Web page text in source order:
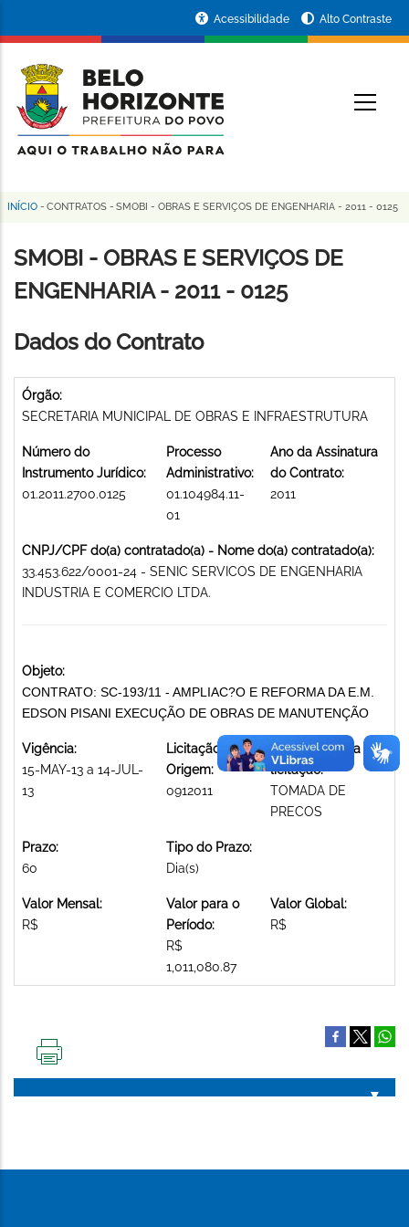
conteúdo
principal
da
Prefeitura
de
Horizonte
Acessibilidade Alto Contraste
Trilha
de
navegação
INÍCIO - CONTRATOS - SMOBI - OBRAS E SERVIÇOS DE ENGENHARIA - 2011 - 0125
SMOBI - OBRAS E SERVIÇOS DE
ENGENHARIA - 2011 - 0125
Dados do Contrato
Órgão:
SECRETARIA MUNICIPAL DE OBRAS E INFRAESTRUTURA
Número do
Instrumento Jurídico:
01.2011.2700.0125
Processo
Administrativo:
01.104984.11-
01
Ano da Assinatura
do Contrato:
2011
CNPJ/CPF do(a) contratado(a) - Nome do(a) contratado(a):
33.453.622/0001-24 - SENIC SERVICOS DE ENGENHARIA
INDUSTRIA E COMERCIO LTDA.
Objeto:
CONTRATO: SC-193/11 - AMPLIAC?O E REFORMA DA E.M.
EDSON PISANI EXECUÇÃO DE OBRAS DE MANUTENÇÃO
Vigência:
15-MAY-13 a 14-JUL-
13
Licitação de
Origem:
0912011
Modalidade da
licitação:
TOMADA DE
PRECOS
Prazo:
60
Tipo do Prazo:
Dia(s)
Valor Mensal:
R$
Valor para o
Período:
R$
1,011,080.87
Valor Global:
R$
PÁGINA